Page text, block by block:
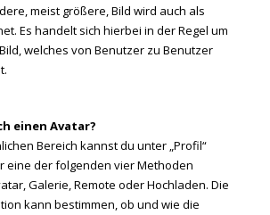
meist größere, Bild wird auch als
Es handelt sich hierbei in der Regel um
welches von Benutzer zu Benutzer
einen Avatar?
Bereich kannst du unter „Profil“
eine der folgenden vier Methoden
Galerie, Remote oder Hochladen. Die
kann bestimmen, ob und wie die